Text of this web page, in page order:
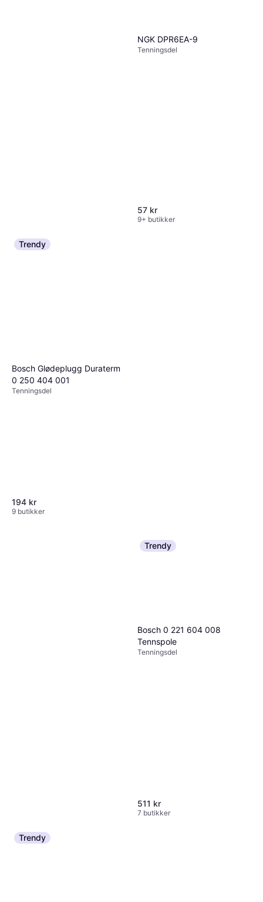
NGK Spark plug BP-7 ES
NGK DPR6EA-9
Tenningsdel
57 kr
9+ butikker
Trendy
Bosch Glødeplugg Duraterm
0 250 404 001
Tenningsdel
194 kr
9 butikker
NGK Spark Plug - 3922
Tenningsdel
Trendy
Bosch 0 221 604 008
Tennspole
Tenningsdel
511 kr
7 butikker
Trendy